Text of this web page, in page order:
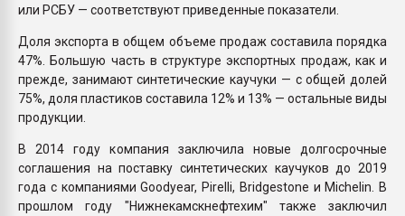
или РСБУ — соответствуют приведенные показатели.
Доля экспорта в общем объеме продаж составила порядка
47%. Большую часть в структуре экспортных продаж, как и
прежде, занимают синтетические каучуки — с общей долей
75%, доля пластиков составила 12% и 13% — остальные виды
продукции.
В 2014 году компания заключила новые долгосрочные
соглашения на поставку синтетических каучуков до 2019
года с компаниями Goodyear, Pirelli, Bridgestone и Michelin. В
прошлом году "Нижнекамскнефтехим" также заключил